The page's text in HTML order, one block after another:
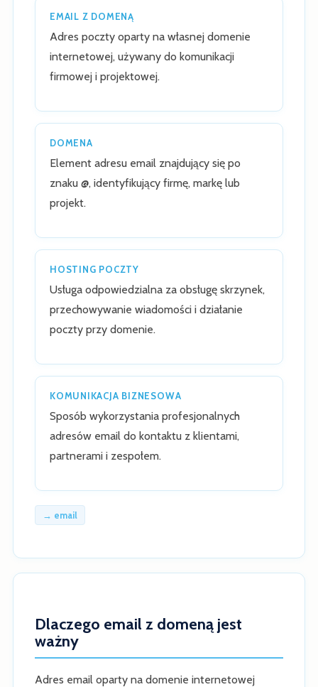
EMAIL Z DOMENĄ
Adres poczty oparty na własnej domenie
internetowej, używany do komunikacji
firmowej i projektowej.
DOMENA
Element adresu email znajdujący się po
znaku @, identyfikujący firmę, markę lub
projekt.
HOSTING POCZTY
Usługa odpowiedzialna za obsługę skrzynek,
przechowywanie wiadomości i działanie
poczty przy domenie.
KOMUNIKACJA BIZNESOWA
Sposób wykorzystania profesjonalnych
adresów email do kontaktu z klientami,
partnerami i zespołem.
→ email
Dlaczego email z domeną jest
ważny
Adres email oparty na domenie internetowej